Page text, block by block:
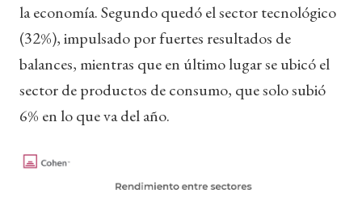
la economía. Segundo quedó el sector tecnológico
(32%), impulsado por fuertes resultados de
balances, mientras que en último lugar se ubicó el
sector de productos de consumo, que solo subió
6% en lo que va del año.